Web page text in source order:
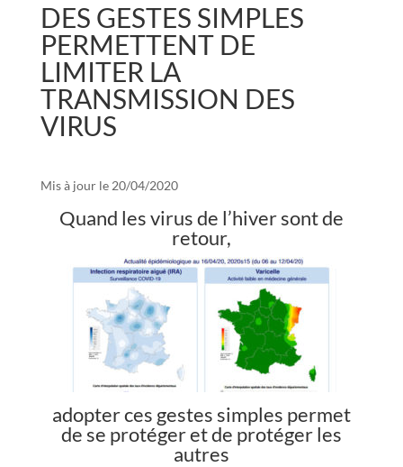
DES GESTES SIMPLES
PERMETTENT DE
LIMITER LA
TRANSMISSION DES
VIRUS
Mis à jour le 20/04/2020
Quand les virus de l’hiver sont de
retour,
adopter ces gestes simples permet
de se protéger et de protéger les
autres